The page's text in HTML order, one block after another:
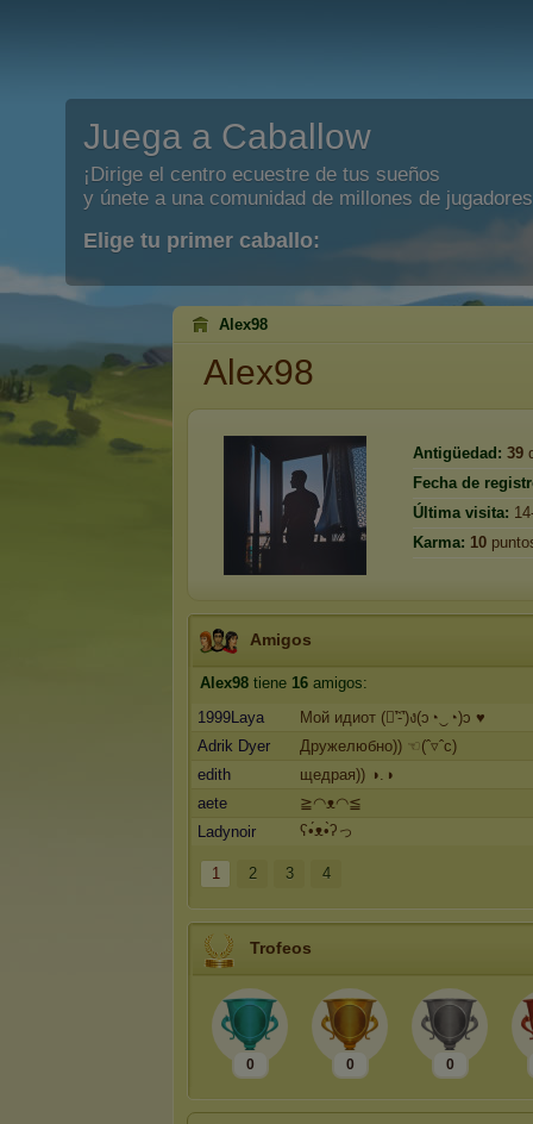
Juega a Caballow
¡Dirige el centro ecuestre de tus sueños
y únete a una comunidad de millones de
Elige tu primer caballo:
Alex98
Alex98
Antigüedad: 39
Fecha de
Última visita:
Karma: 10
Amigos
Alex98 tiene 16 amigos:
1999Laya
Mой идиот (ง︡'-'︠)ง(ɔ◔‿◔)ɔ ♥
Adrik Dyer
Дружелюбно)) ☜(ˆ▿ˆc)
edith
щедрая)) ◑.◑
aete
≧◠ᴥ◠≦
Ladynoir
ʕ•́ᴥ•̀ʔっ
1 2 3 4
Trofeos
0 0 0